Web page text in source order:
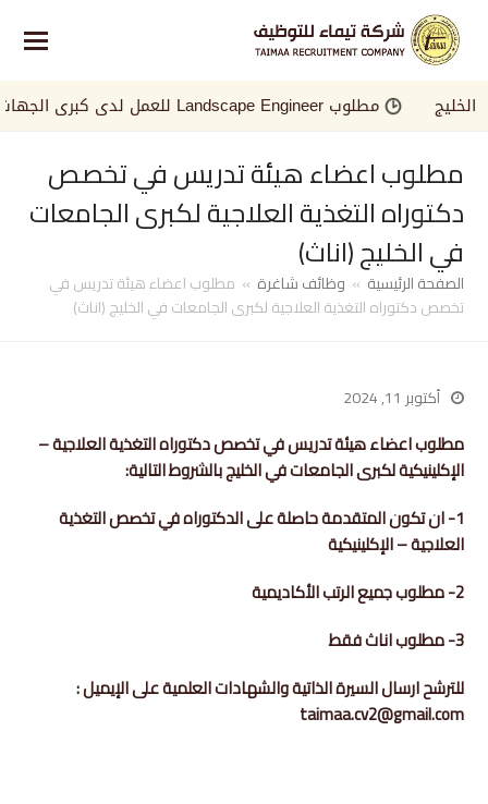
مطلوب Landscape Engineer للعمل لدى كبرى الجهات في الخليج
مطلوب اعضاء هيئة تدريس في تخصص
دكتوراه التغذية العلاجية لكبرى الجامعات
في الخليج (اناث)
الصفحة الرئيسية » وظائف شاغرة » مطلوب اعضاء هيئة تدريس في
تخصص دكتوراه التغذية العلاجية لكبرى الجامعات في الخليج (اناث)
أكتوبر 11, 2024
مطلوب اعضاء هيئة تدريس في تخصص دكتوراه التغذية العلاجية –
الإكلينيكية لكبرى الجامعات في الخليج بالشروط التالية:
1- ان تكون المتقدمة حاصلة على الدكتوراه في تخصص التغذية
العلاجية – الإكلينيكية
2- مطلوب جميع الرتب الأكاديمية
3- مطلوب اناث فقط
للترشح ارسال السيرة الذاتية والشهادات العلمية على الإيميل :
taimaa.cv2@gmail.com